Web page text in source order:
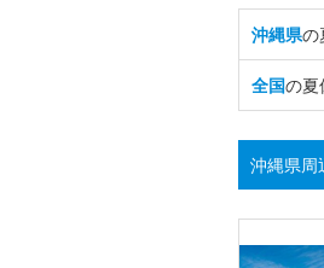
沖縄県の
全国の夏
沖縄県周